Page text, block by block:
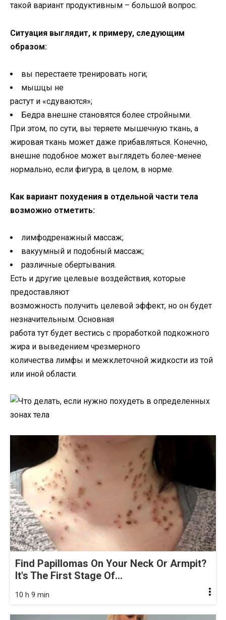
такой вариант продуктивным – большой вопрос.
Ситуация выглядит, к примеру, следующим
образом:
вы перестаете тренировать ноги;
мышцы не
растут и «сдуваются»;
Бедра внешне становятся более стройными.
При этом, по сути, вы теряете мышечную ткань, а
жировая ткань может даже прибавляться. Конечно,
внешне подобное может выглядеть более-менее
нормально, если фигура, в целом, в норме.
Как вариант похудения в отдельной части тела
возможно отметить:
лимфодренажный массаж;
вакуумный и подобный массаж;
различные обертывания.
Есть и другие целевые воздействия, которые
предоставляют
возможность получить целевой эффект, но он будет
незначительным. Основная
работа тут будет вестись с проработкой подкожного
жира и выведением чрезмерного
количества лимфы и межклеточной жидкости из той
или иной области.
Find Papillomas On Your Neck Or Armpit?
It's The First Stage Of...
10 h 9 min